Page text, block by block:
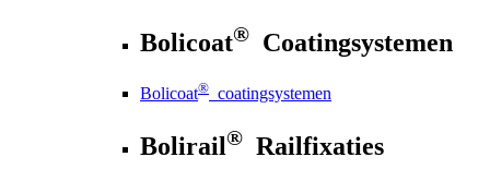
Bolicoat® Coatingsystemen
Bolicoat® coatingsystemen
Bolirail® Railfixaties